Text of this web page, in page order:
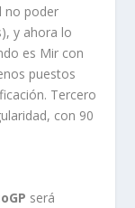
no poder
y ahora lo
es Mir con
puestos
Tercero
con 90
será